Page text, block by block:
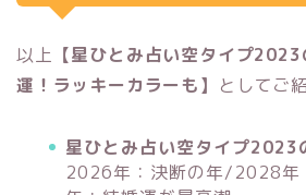
以上 【星ひとみ占い空タイプ
運！ラッキーカラーも】 としてご
星ひとみ占い空タイプ2023
2026年：決断の年/2028年